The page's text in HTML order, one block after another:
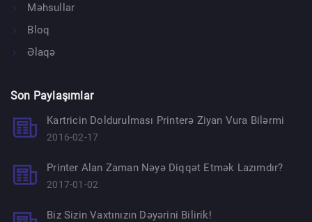
Məhsullar
Bloq
Əlaqə
Son Paylaşımlar
Kartricin Doldurulması Printerə Ziyan Vura Bilərmi
2016-02-17
Printer Alan Zaman Nəyə Diqqət Etmək Lazımdır?
2017-01-02
Biz Sizin Vaxtınızın Dəyərini Bilirik!